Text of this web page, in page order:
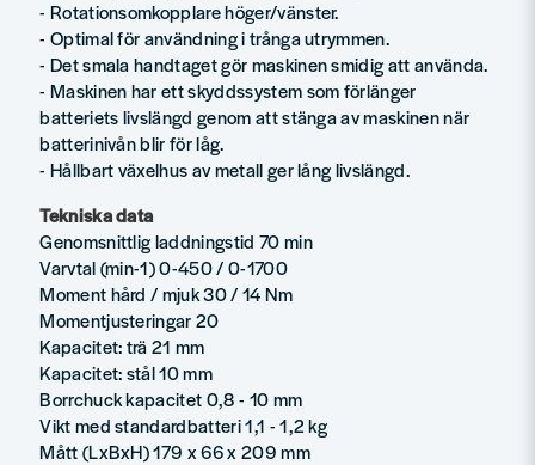
- Rotationsomkopplare höger/vänster.
- Optimal för användning i trånga utrymmen.
- Det smala handtaget gör maskinen smidig att använda.
- Maskinen har ett skyddssystem som förlänger
batteriets livslängd genom att stänga av maskinen när
batterinivån blir för låg.
- Hållbart växelhus av metall ger lång livslängd.
Tekniska data
Genomsnittlig laddningstid 70 min
Varvtal (min-1) 0-450 / 0-1700
Moment hård / mjuk 30 / 14 Nm
Momentjusteringar 20
Kapacitet: trä 21 mm
Kapacitet: stål 10 mm
Borrchuck kapacitet 0,8 - 10 mm
Vikt med standardbatteri 1,1 - 1,2 kg
Mått (LxBxH) 179 x 66 x 209 mm